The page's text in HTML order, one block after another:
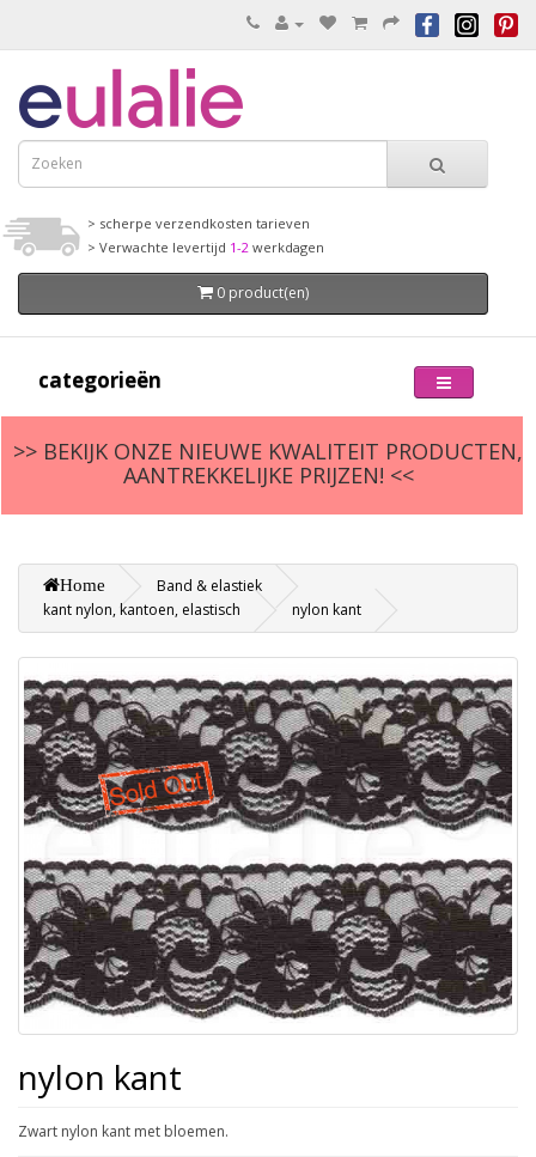
> scherpe verzendkosten tarieven
> Verwachte levertijd 1-2 werkdagen
0 product(en)
categorieën
>> BEKIJK ONZE NIEUWE KWALITEIT PRODUCTEN,
AANTREKKELIJKE PRIJZEN! <<
Home
Band & elastiek
kant nylon, kantoen, elastisch
nylon kant
nylon kant
Zwart nylon kant met bloemen.